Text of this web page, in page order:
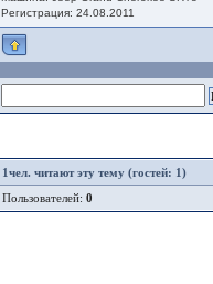
Регистрация: 24.08.2011
1чел. читают эту тему (гостей: 1)
Пользователей: 0